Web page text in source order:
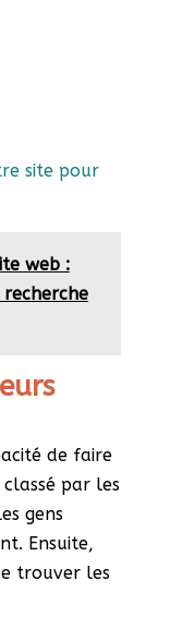
site pour
web :
de faire
par les
gens
Ensuite,
trouver les